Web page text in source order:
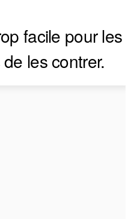
facile pour les
les contrer.